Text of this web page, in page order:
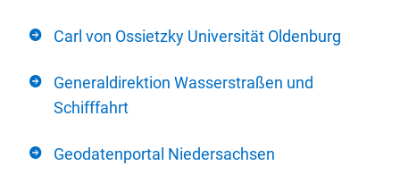
Carl von Ossietzky Universität Oldenburg
Generaldirektion Wasserstraßen und
Schifffahrt
Geodatenportal Niedersachsen